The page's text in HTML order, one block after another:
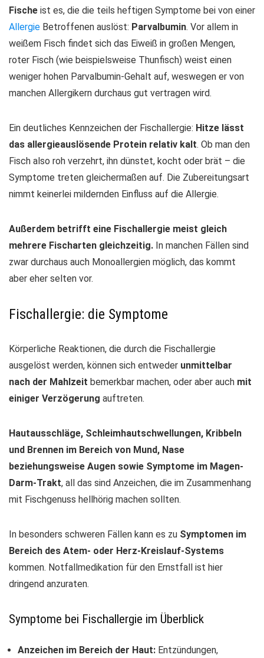
Fische ist es, die die teils heftigen Symptome bei von einer
Allergie Betroffenen auslöst: Parvalbumin. Vor allem in
weißem Fisch findet sich das Eiweiß in großen Mengen,
roter Fisch (wie beispielsweise Thunfisch) weist einen
weniger hohen Parvalbumin-Gehalt auf, weswegen er von
manchen Allergikern durchaus gut vertragen wird.
Ein deutliches Kennzeichen der Fischallergie: Hitze lässt
das allergieauslösende Protein relativ kalt. Ob man den
Fisch also roh verzehrt, ihn dünstet, kocht oder brät – die
Symptome treten gleichermaßen auf. Die Zubereitungsart
nimmt keinerlei mildernden Einfluss auf die Allergie.
Außerdem betrifft eine Fischallergie meist gleich
mehrere Fischarten gleichzeitig. In manchen Fällen sind
zwar durchaus auch Monoallergien möglich, das kommt
aber eher selten vor.
Fischallergie: die Symptome
Körperliche Reaktionen, die durch die Fischallergie
ausgelöst werden, können sich entweder unmittelbar
nach der Mahlzeit bemerkbar machen, oder aber auch mit
einiger Verzögerung auftreten.
Hautausschläge, Schleimhautschwellungen, Kribbeln
und Brennen im Bereich von Mund, Nase
beziehungsweise Augen sowie Symptome im Magen-
Darm-Trakt, all das sind Anzeichen, die im Zusammenhang
mit Fischgenuss hellhörig machen sollten.
In besonders schweren Fällen kann es zu Symptomen im
Bereich des Atem- oder Herz-Kreislauf-Systems
kommen. Notfallmedikation für den Ernstfall ist hier
dringend anzuraten.
Symptome bei Fischallergie im Überblick
Anzeichen im Bereich der Haut: Entzündungen,